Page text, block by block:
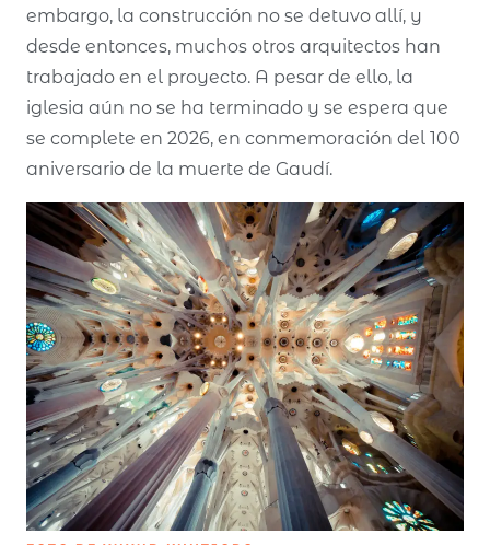
embargo, la construcción no se detuvo allí, y
desde entonces, muchos otros arquitectos han
trabajado en el proyecto. A pesar de ello, la
iglesia aún no se ha terminado y se espera que
se complete en 2026, en conmemoración del 100
aniversario de la muerte de Gaudí.